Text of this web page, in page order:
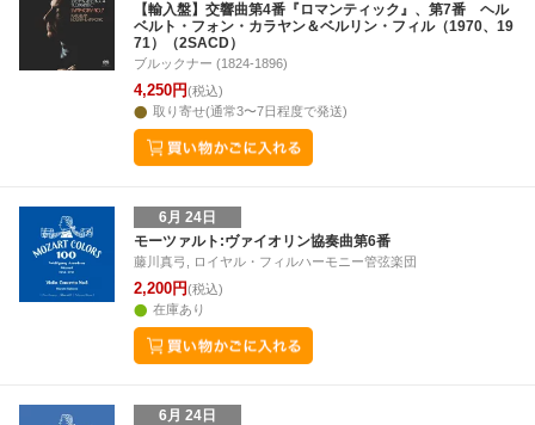
【輸入盤】交響曲第4番『ロマンティック』、第7番 ヘル
ベルト・フォン・カラヤン＆ベルリン・フィル（1970、19
71）（2SACD）
ブルックナー (1824-1896)
4,250円(税込)
取り寄せ(通常3〜7日程度で発送)
6月 24日
モーツァルト:ヴァイオリン協奏曲第6番
藤川真弓, ロイヤル・フィルハーモニー管弦楽団
2,200円(税込)
在庫あり
6月 24日